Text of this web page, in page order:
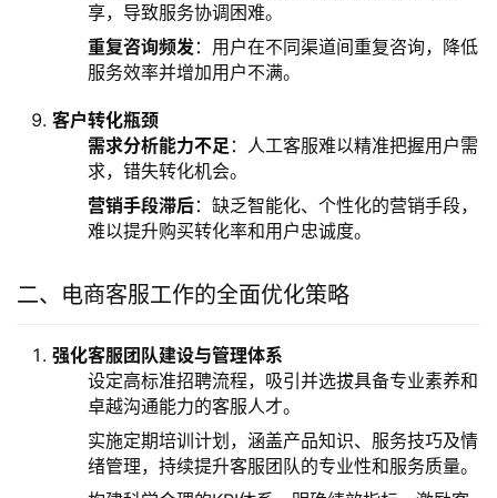
享，导致服务协调困难。
重复咨询频发：用户在不同渠道间重复咨询，降低
服务效率并增加用户不满。
客户转化瓶颈
需求分析能力不足 ：人工客服难以精准把握用户需
求，错失转化机会。
营销手段滞后：缺乏智能化、个性化的营销手段，
难以提升购买转化率和用户忠诚度。
二、电商客服工作的全面优化策略
强化客服团队建设与管理体系
设定高标准招聘流程，吸引并选拔具备专业素养和
卓越沟通能力的客服人才。
实施定期培训计划，涵盖产品知识、服务技巧及情
绪管理，持续提升客服团队的专业性和服务质量。